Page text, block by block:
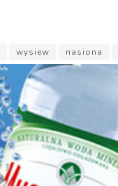
wysiew nasiona